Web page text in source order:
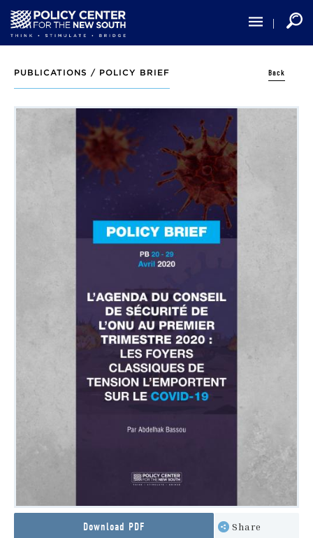
main
content
PUBLICATIONS / POLICY BRIEF Back
Download PDF Share